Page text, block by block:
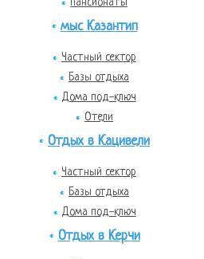
мыс Казантип
Частный сектор
Базы отдыха
Дома под-ключ
Отели
Отдых в Кацивели
Частный сектор
Базы отдыха
Дома под-ключ
Отдых в Керчи